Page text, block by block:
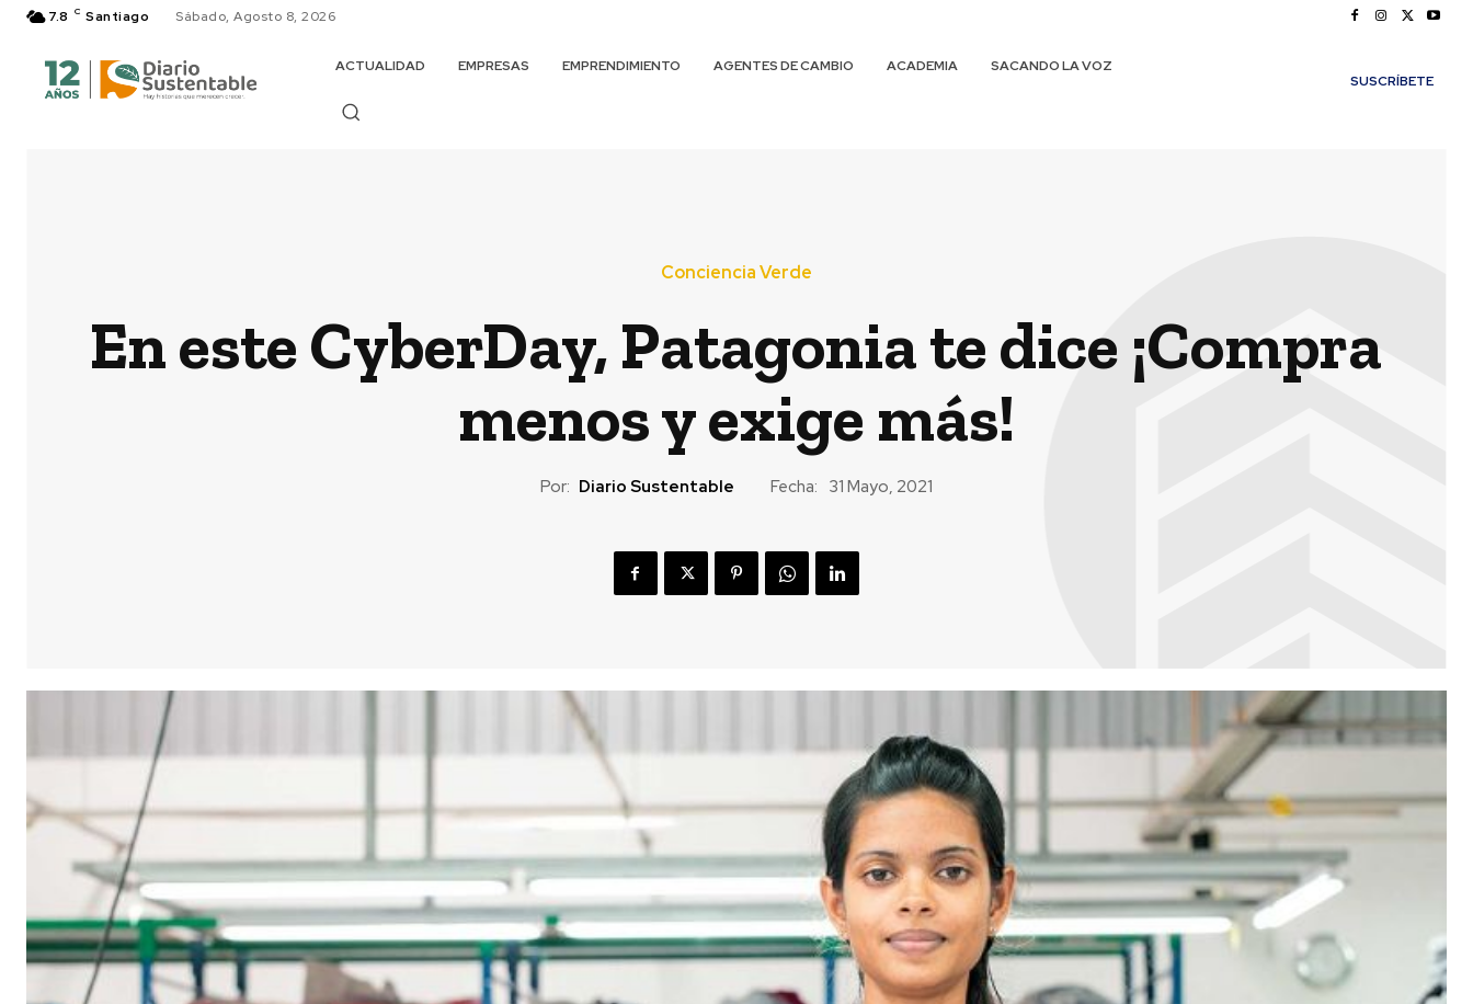
7.8 C Santiago Sábado, Agosto 8, 2026
ACTUALIDAD EMPRESAS EMPRENDIMIENTO AGENTES DE CAMBIO ACADEMIA
SACANDO LA VOZ
SUSCRÍBETE
Conciencia Verde
En este CyberDay, Patagonia te dice ¡Compra
menos y exige más!
Por: Diario Sustentable Fecha: 31 Mayo, 2021